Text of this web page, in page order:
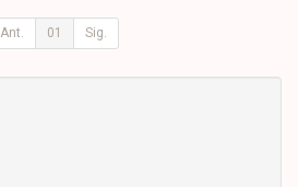
Ant. 01 Sig.